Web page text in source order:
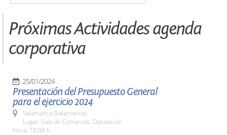
Próximas Actividades agenda
corporativa
25/01/2024
Presentación del Presupuesto General
para el ejercicio 2024
Salamanca (Salamanca)
Lugar: Sala de Comarcas. Diputación
Hora: 10:00 h.